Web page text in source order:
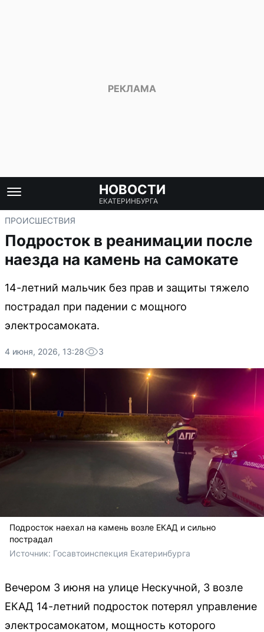
НОВОСТИ
ЕКАТЕРИНБУРГА
ПРОИСШЕСТВИЯ
Подросток в реанимации после
наезда на камень на самокате
14-летний мальчик без прав и защиты тяжело
пострадал при падении с мощного
электросамоката.
4 июня, 2026, 13:28 3
Подросток наехал на камень возле ЕКАД и сильно
пострадал
Источник: Госавтоинспекция Екатеринбурга
Вечером 3 июня на улице Нескучной, 3 возле
ЕКАД 14-летний подросток потерял управление
электросамокатом, мощность которого